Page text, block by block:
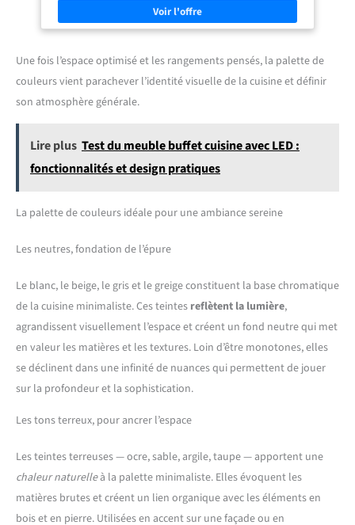
pour économiser du temps et de
l'effort ! 【Grande capacité de 60
espace de four afin de préparer les
Dimensions du produit : 595 mm (L)
x 595 mm (H) x 421 mm (P). Taille
minimale de découpe requise : 595
votre meuble de cuisine avant
de l'air pour un refroidissement rapide. Minimise la condensation et
l'excès de température entre le four et la plaque de cuisson. Oubliez les
longues attentes après la cuisson pour devoir nettoyer le four ou ranger
forcée, Steam Assist et Steam EasyClean, en plus de la lumière
intérieure. Porte à triple vitrage : porte froide avec 3 vitres qui évite de
se brûler en touchant la vitre extérieure et empêche la perte de chaleur,
ce qui la rend plus efficace. Classe énergétique A : cuisinez vos recettes
en préservant l'efficacité énergétique. Puissance de 2800 W : préparez
Une fois l’espace optimisé et les rangements pensés, la palette de
couleurs vient parachever l’identité visuelle de la cuisine et définir
son atmosphère générale.
Lire plus Test du meuble buffet cuisine avec LED :
fonctionnalités et design pratiques
La palette de couleurs idéale pour une ambiance sereine
Les neutres, fondation de l’épure
Le blanc, le beige, le gris et le greige constituent la base chromatique
de la cuisine minimaliste. Ces teintes reflètent la lumière,
agrandissent visuellement l’espace et créent un fond neutre qui met
en valeur les matières et les textures. Loin d’être monotones, elles
se déclinent dans une infinité de nuances qui permettent de jouer
sur la profondeur et la sophistication.
Les tons terreux, pour ancrer l’espace
Les teintes terreuses — ocre, sable, argile, taupe — apportent une
chaleur naturelleà la palette minimaliste. Elles évoquent les
matières brutes et créent un lien organique avec les éléments en
bois et en pierre. Utilisées en accent sur une façade ou en